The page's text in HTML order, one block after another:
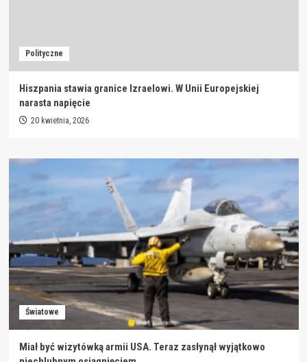
Polityczne
Hiszpania stawia granice Izraelowi. W Unii Europejskiej
narasta napięcie
20 kwietnia, 2026
Światowe
Miał być wizytówką armii USA. Teraz zasłynął wyjątkowo